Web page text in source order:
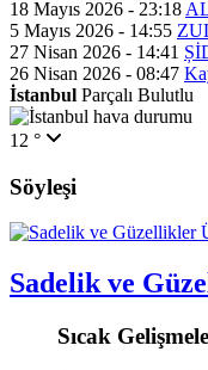
18 Mayıs 2026 - 23:18
5 Mayıs 2026 - 14:55
27 Nisan 2026 - 14:41
26 Nisan 2026 - 08:47
İstanbul Parçalı Bulutlu
12 °
Söyleşi
Sadelik ve
Sıcak